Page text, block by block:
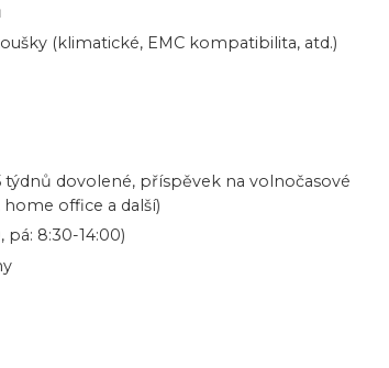
(klimatické, EMC kompatibilita, atd.)
dovolené, příspěvek na volnočasové
office a další)
8:30-14:00)